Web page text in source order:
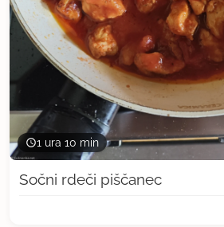
1 ura 10 min
Sočni rdeči piščanec